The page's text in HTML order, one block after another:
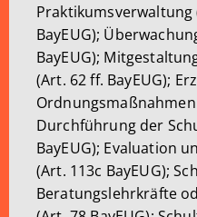
Praktikumsverwaltung
BayEUG);
BayEUG);
(Art. 62 ff. BayEUG);
Ordnungsmaßnahmen
Durchführung der
BayEUG); Evaluation
(Art. 113c BayEUG);
Beratungslehrkräfte